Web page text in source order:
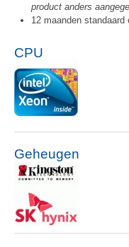
product anders
12 maanden
CPU
Geheugen